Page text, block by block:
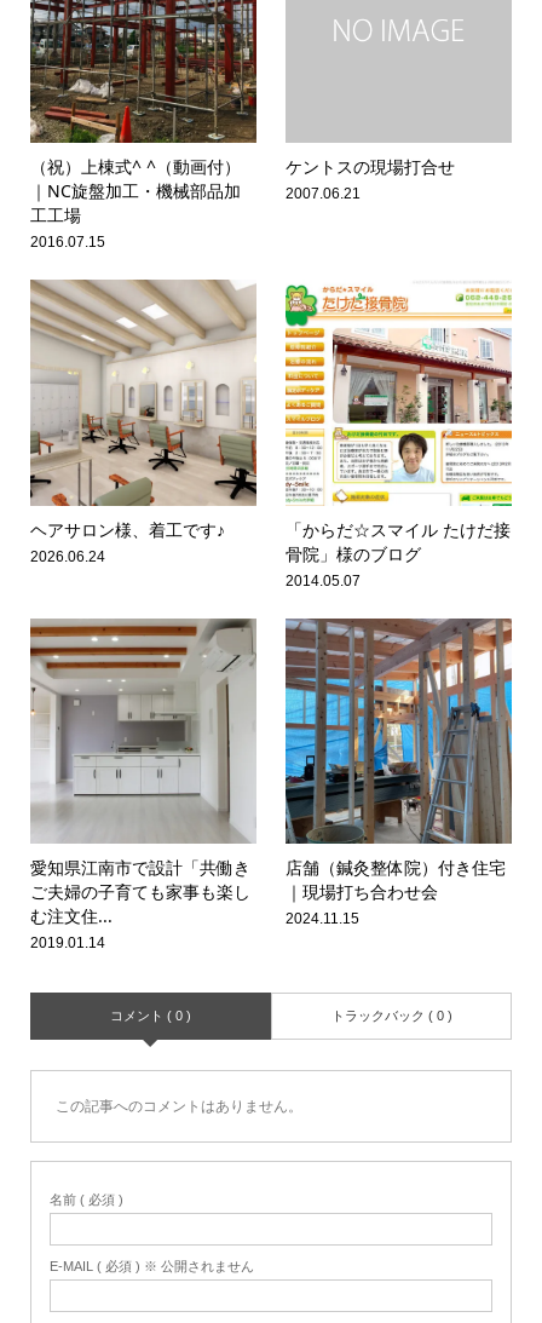
（祝）上棟式^ ^（動画付）
｜NC旋盤加工・機械部品加
工工場
2016.07.15
ケントスの現場打合せ
2007.06.21
ヘアサロン様、着工です♪
2026.06.24
「からだ☆スマイル たけだ接
骨院」様のブログ
2014.05.07
愛知県江南市で設計「共働き
ご夫婦の子育ても家事も楽し
む注文住...
2019.01.14
店舗（鍼灸整体院）付き住宅
｜現場打ち合わせ会
2024.11.15
コメント ( 0 ) トラックバック ( 0 )
この記事へのコメントはありません。
名前 ( 必須 )
E-MAIL ( 必須 ) ※ 公開されません